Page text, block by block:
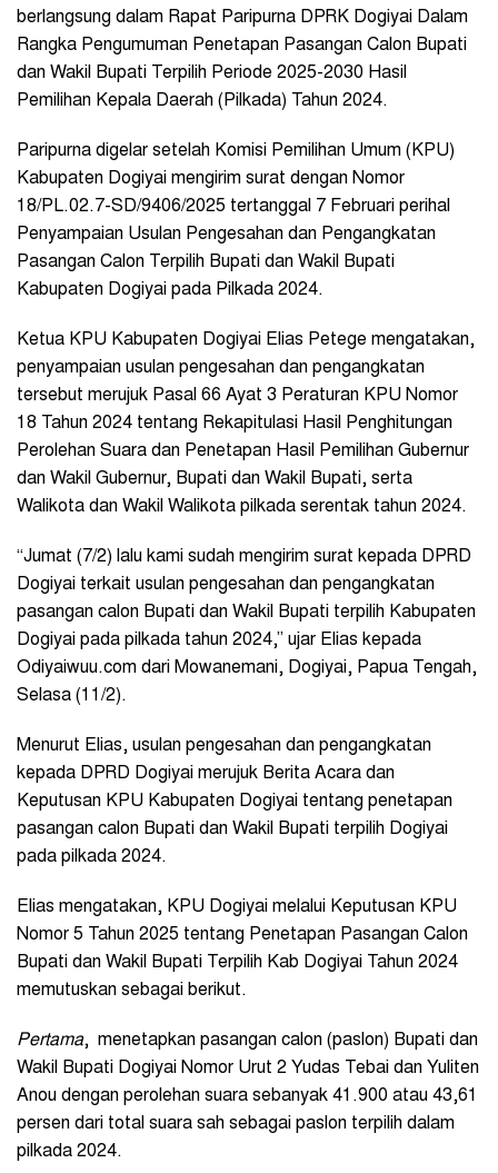
berlangsung dalam Rapat Paripurna DPRK Dogiyai Dalam
Rangka Pengumuman Penetapan Pasangan Calon Bupati
dan Wakil Bupati Terpilih Periode 2025-2030 Hasil
Pemilihan Kepala Daerah (Pilkada) Tahun 2024.
Paripurna digelar setelah Komisi Pemilihan Umum (KPU)
Kabupaten Dogiyai mengirim surat dengan Nomor
18/PL.02.7-SD/9406/2025 tertanggal 7 Februari perihal
Penyampaian Usulan Pengesahan dan Pengangkatan
Pasangan Calon Terpilih Bupati dan Wakil Bupati
Kabupaten Dogiyai pada Pilkada 2024.
Ketua KPU Kabupaten Dogiyai Elias Petege mengatakan,
penyampaian usulan pengesahan dan pengangkatan
tersebut merujuk Pasal 66 Ayat 3 Peraturan KPU Nomor
18 Tahun 2024 tentang Rekapitulasi Hasil Penghitungan
Perolehan Suara dan Penetapan Hasil Pemilihan Gubernur
dan Wakil Gubernur, Bupati dan Wakil Bupati, serta
Walikota dan Wakil Walikota pilkada serentak tahun 2024.
“Jumat (7/2) lalu kami sudah mengirim surat kepada DPRD
Dogiyai terkait usulan pengesahan dan pengangkatan
pasangan calon Bupati dan Wakil Bupati terpilih Kabupaten
Dogiyai pada pilkada tahun 2024,” ujar Elias kepada
Odiyaiwuu.com dari Mowanemani, Dogiyai, Papua Tengah,
Selasa (11/2).
Menurut Elias, usulan pengesahan dan pengangkatan
kepada DPRD Dogiyai merujuk Berita Acara dan
Keputusan KPU Kabupaten Dogiyai tentang penetapan
pasangan calon Bupati dan Wakil Bupati terpilih Dogiyai
pada pilkada 2024.
Elias mengatakan, KPU Dogiyai melalui Keputusan KPU
Nomor 5 Tahun 2025 tentang Penetapan Pasangan Calon
Bupati dan Wakil Bupati Terpilih Kab Dogiyai Tahun 2024
memutuskan sebagai berikut.
Pertama, menetapkan pasangan calon (paslon) Bupati dan
Wakil Bupati Dogiyai Nomor Urut 2 Yudas Tebai dan Yuliten
Anou dengan perolehan suara sebanyak 41.900 atau 43,61
persen dari total suara sah sebagai paslon terpilih dalam
pilkada 2024.